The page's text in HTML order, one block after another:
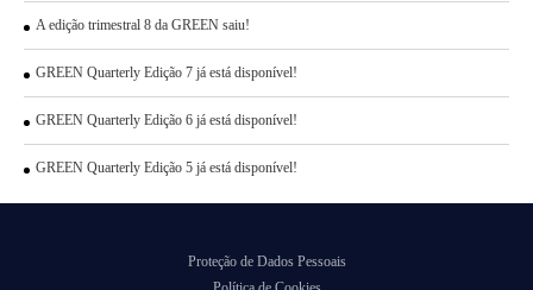
A edição trimestral 8 da GREEN saiu!
GREEN Quarterly Edição 7 já está disponível!
GREEN Quarterly Edição 6 já está disponível!
GREEN Quarterly Edição 5 já está disponível!
Proteção de Dados Pessoais